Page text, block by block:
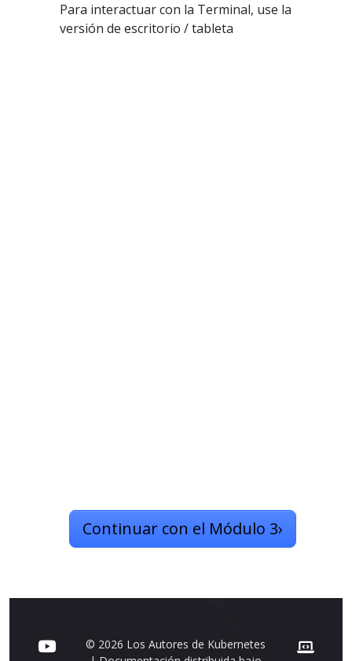
Para interactuar con la Terminal, use la
versión de escritorio / tableta
Continuar con el Módulo 3›
© 2026 Los Autores de Kubernetes